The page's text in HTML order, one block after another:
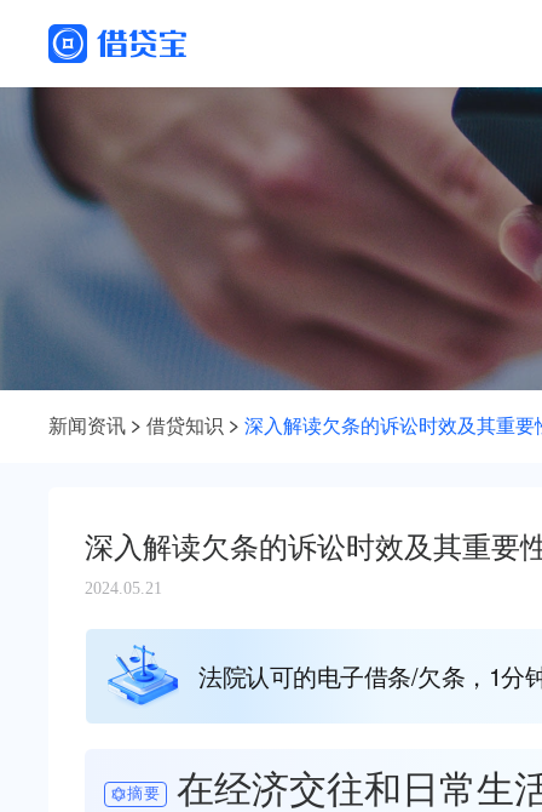
新闻资讯 借贷知识 深入解读欠条的诉讼时效及其重要
深入解读欠条的诉讼时效及其重要
2024.05.21
法院认可的电子借条/欠条，1分
摘要
在经济交往和日常生